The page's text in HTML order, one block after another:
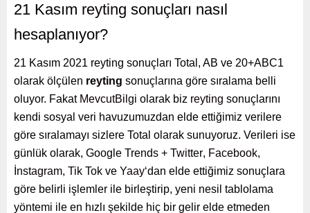
21 Kasım reyting sonuçları nasıl
hesaplanıyor?
21 Kasım 2021 reyting sonuçları Total, AB ve 20+ABC1
olarak ölçülen reyting sonuçlarına göre sıralama belli
oluyor. Fakat MevcutBilgi olarak biz reyting sonuçlarını
kendi sosyal veri havuzumuzdan elde ettiğimiz verilere
göre sıralamayı sizlere Total olarak sunuyoruz. Verileri ise
günlük olarak, Google Trends + Twitter, Facebook,
İnstagram, Tik Tok ve Yaay‘dan elde ettiğimiz sonuçlara
göre belirli işlemler ile birleştirip, yeni nesil tablolama
yöntemi ile en hızlı şekilde hiç bir gelir elde etmeden